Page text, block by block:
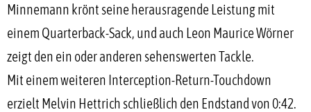
Minnemann krönt seine herausragende Leistung mit
einem Quarterback-Sack, und auch Leon Maurice Wörner
zeigt den ein oder anderen sehenswerten Tackle.
Mit einem weiteren Interception-Return-Touchdown
erzielt Melvin Hettrich schließlich den Endstand von 0:42.